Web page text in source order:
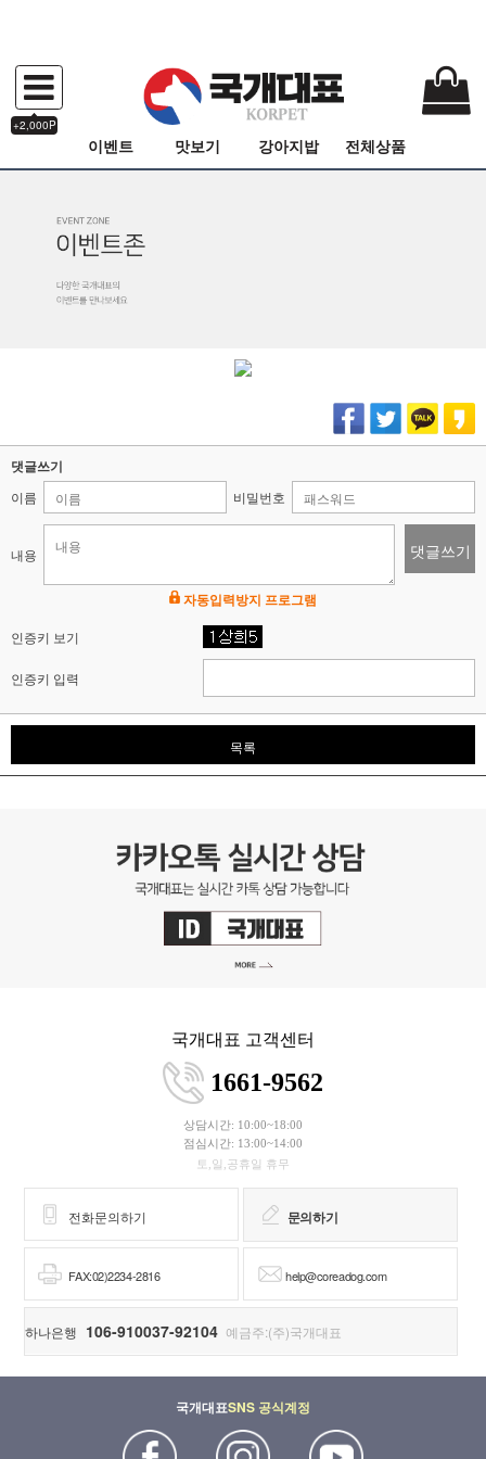
+2,000P
이벤트 맛보기 강아지밥 전체상품
댓글쓰기
이름 비밀번호
내용 댓글쓰기
자동입력방지 프로그램
인증키 보기
인증키 입력
목록
국개대표 고객센터
1661-9562
상담시간: 10:00~18:00
점심시간: 13:00~14:00
토,일,공휴일 휴무
전화문의하기 문의하기
FAX:02)2234-2816 help@coreadog.com
하나은행 106-910037-92104 예금주:(주)국개대표
국개대표SNS 공식계정